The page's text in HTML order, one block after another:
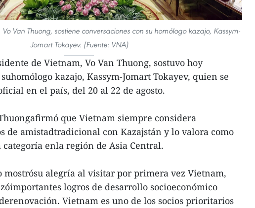
Van Thuong, sostiene conversaciones con su homólogo kazajo, Kassym-
Jomart Tokayev. (Fuente: VNA)
de Vietnam, Vo Van Thuong, sostuvo hoy
kazajo, Kassym-Jomart Tokayev, quien se
en el país, del 20 al 22 de agosto.
que Vietnam siempre considera
de amistadtradicional con Kazajstán y lo valora como
enla región de Asia Central.
mostrósu alegría al visitar por primera vez Vietnam,
logros de desarrollo socioeconómico
Vietnam es uno de los socios prioritarios